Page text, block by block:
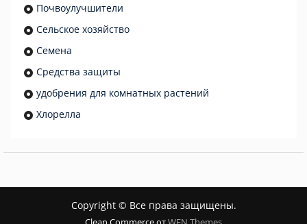
Почвоулучшители
Сельское хозяйство
Семена
Средства защиты
удобрения для комнатных растений
Хлорелла
Copyright © Все права защищены.